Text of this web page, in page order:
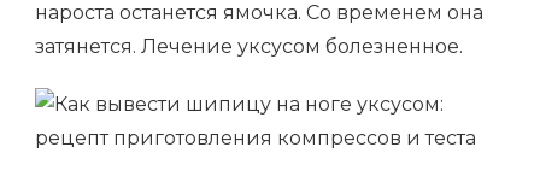
нароста останется ямочка. Со временем она
затянется. Лечение уксусом болезненное.